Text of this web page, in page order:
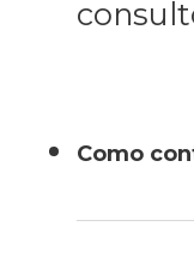
Como